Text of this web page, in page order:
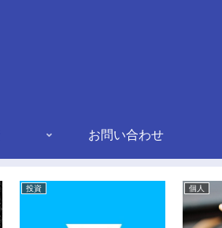
お問い合わせ
投資 個人